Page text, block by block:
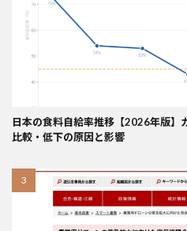
日本の食料自給率推移【2026年版】
比較・低下の原因と影響